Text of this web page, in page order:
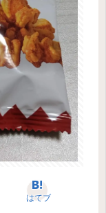
はてブ